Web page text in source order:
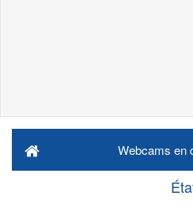
Webcams en